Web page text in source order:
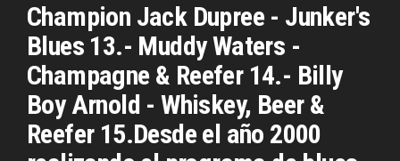
Champion Jack Dupree - Junker's
Blues 13.- Muddy Waters -
Champagne & Reefer 14.- Billy
Boy Arnold - Whiskey, Beer &
Reefer 15.Desde el año 2000